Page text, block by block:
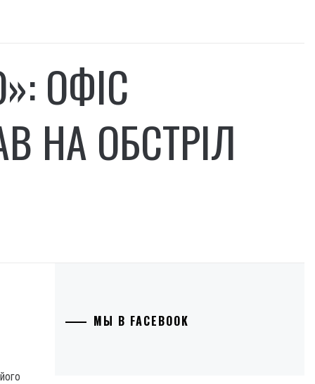
ОФІС
НА ОБСТРІЛ
МЫ В FACEBOOK